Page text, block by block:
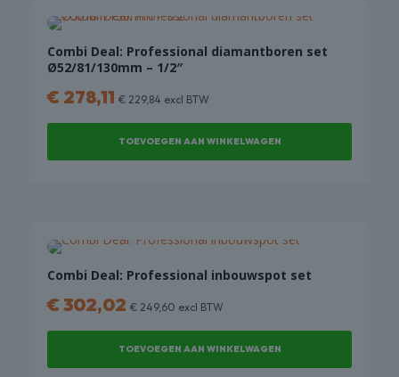
Combi Deal: Professional diamantboren set
Ø52/81/130mm – 1/2″
€ 278,11 € 229,84 excl BTW
TOEVOEGEN AAN WINKELWAGEN
Combi Deal: Professional inbouwspot set
€302,02 € 249,60 excl BTW
TOEVOEGEN AAN WINKELWAGEN